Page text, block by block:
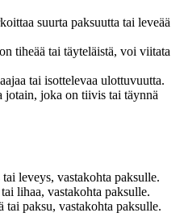
suurta paksuutta tai leveää
tiheää tai täyteläistä, voi viitata
tai isottelevaa ulottuvuutta.
jotain, joka on tiivis tai täynnä
leveys, vastakohta paksulle.
lihaa, vastakohta paksulle.
tai paksu, vastakohta paksulle.